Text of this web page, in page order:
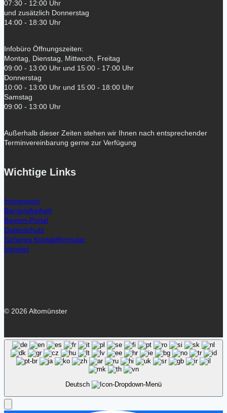
07:30 - 12:00 Uhr
und zusätzlich Donnerstag
14:00 - 18:30 Uhr
Infobüro Öffnungszeiten:
Montag, Dienstag, Mittwoch, Freitag
09:00 - 13:00 Uhr und 15:00 - 17:00 Uhr
Donnerstag
10:00 - 13:00 Uhr und 15:00 - 18:00 Uhr
Samstag
09:00 - 13:00 Uhr
Außerhalb dieser Zeiten stehen wir Ihnen nach entsprechender
Terminvereinbarung gerne zur Verfügung
Wichtige Links
Impressum
Barrierefreiheit
Bayern-Portal
Datenschutz
Sicheres Kontaktformular
Intranet
© 2026 Altomünster
Deutsch